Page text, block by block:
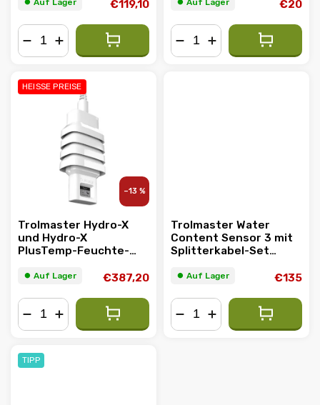
(TSH-1)
⏺︎ Auf Lager €119,10 ⏺︎ Auf Lager €20
HEISSE PREISE
–13 %
Trolmaster Hydro-X
und Hydro-X
PlusTemp-Feuchte-
Sensor (MBS-PRO)
⏺︎ Auf Lager €387,20
Trolmaster Water
Content Sensor 3 mit
Splitterkabel-Set
⏺︎ Auf Lager €135
TIPP